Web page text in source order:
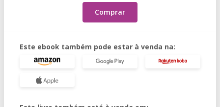
Comprar
Este ebook também pode estar à venda na: